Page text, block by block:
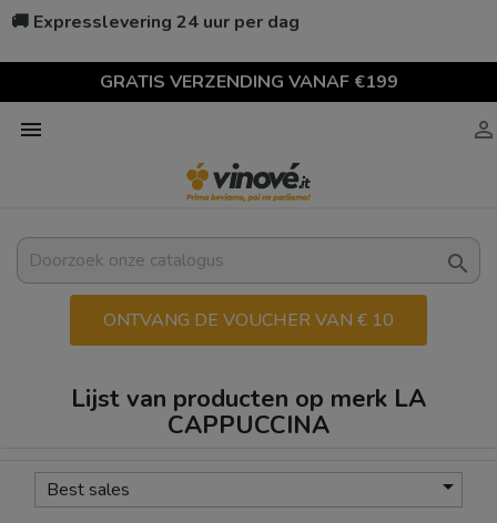
🚚 Expresslevering 24 uur per dag
GRATIS VERZENDING VANAF €199
 

ONTVANG DE VOUCHER VAN € 10
Lijst van producten op merk LA
CAPPUCCINA
Best sales 